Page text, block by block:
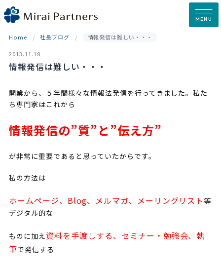
Skip
to
MENU
Home 社長ブログ 情報発信は難しい・・・
2013.11.18
情報発信は難しい・・・
開業から、５年間様々な情報法発信を行ってきました。私た
ち専門家はこれから
情報発信の”質”と”伝え方”
が非常に重要であると思っていたからです。
私の方法は
ホームページ、Blog、メルマガ、メーリングリスト等
デジタル的な
ものに加え資料を手渡しする、セミナー・勉強会、執
筆で発信する